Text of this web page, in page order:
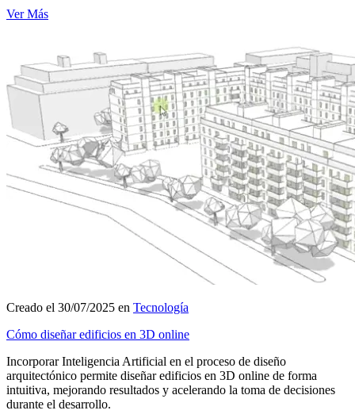
Ver Más
Creado el 30/07/2025 en Tecnología
Cómo diseñar edificios en 3D online
Incorporar Inteligencia Artificial en el proceso de diseño
arquitectónico permite diseñar edificios en 3D online de forma
intuitiva, mejorando resultados y acelerando la toma de decisiones
durante el desarrollo.